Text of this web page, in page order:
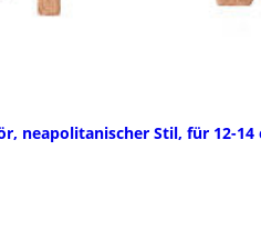
neapolitanischer Stil, für 12-14